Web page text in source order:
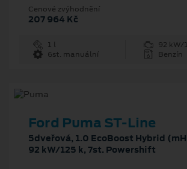
Cenové zvýhodnění
207 964 Kč
1 l
92 kW/
6st. manuální
Benzín
Ford Puma ST-Line
5dveřová, 1.0 EcoBoost Hybrid
92 kW/125 k, 7st. Powershift